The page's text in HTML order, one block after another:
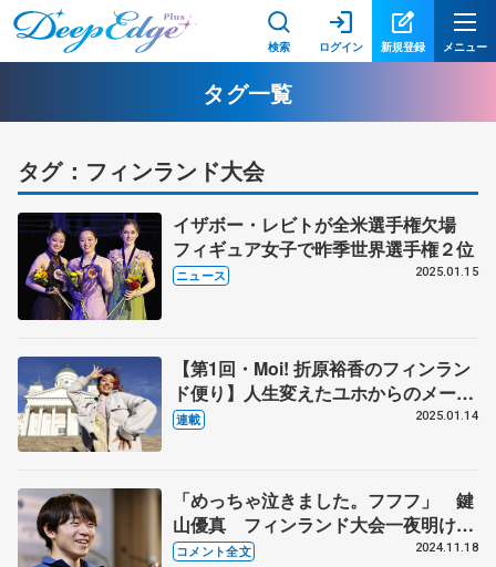
検索 ログイン 新規登録 メニュー
タグ一覧
タグ：フィンランド大会
イザボー・レビトが全米選手権欠場
フィギュア女子で昨季世界選手権２位
ニュース 2025.01.15
【第1回・Moi! 折原裕香のフィンラン
ド便り】人生変えたユホからのメー
ル 「２人だから伝えられることがた
連載 2025.01.14
「めっちゃ泣きました。フフフ」 鍵
山優真 フィンランド大会一夜明け取
材
コメント全文 2024.11.18